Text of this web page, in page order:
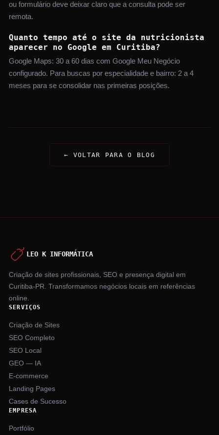
ou formulário deve deixar claro que a consulta pode ser
remota.
Quanto tempo até o site da nutricionista
aparecer no Google em Curitiba?
Google Maps: 30 a 60 dias com Google Meu Negócio
configurado. Para buscas por especialidade e bairro: 2 a 4
meses para se consolidar nas primeiras posições.
← VOLTAR PARA O BLOG
LEO K INFORMÁTICA
Criação de sites profissionais, SEO e presença digital em
Curitiba-PR. Transformamos negócios locais em referências
online.
SERVIÇOS
Criação de Sites
SEO Completo
SEO Local
GEO — IA
E-commerce
Landing Pages
Cases de Sucesso
EMPRESA
Portfólio